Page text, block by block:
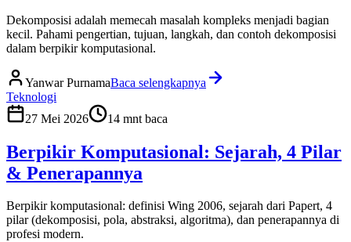
Dekomposisi adalah memecah masalah kompleks menjadi bagian
kecil. Pahami pengertian, tujuan, langkah, dan contoh dekomposisi
dalam berpikir komputasional.
Yanwar PurnamaBaca selengkapnya
Teknologi
27 Mei 2026
14 mnt baca
Berpikir Komputasional: Sejarah, 4 Pilar
& Penerapannya
Berpikir komputasional: definisi Wing 2006, sejarah dari Papert, 4
pilar (dekomposisi, pola, abstraksi, algoritma), dan penerapannya di
profesi modern.